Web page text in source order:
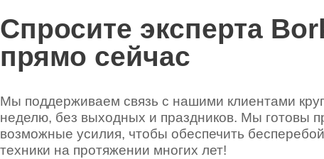
Спросите эксперта
прямо сейчас
Мы поддерживаем связь с нашими клиентами
неделю, без выходных и праздников. Мы готовы
возможные усилия, чтобы обеспечить
техники на протяжении многих лет!